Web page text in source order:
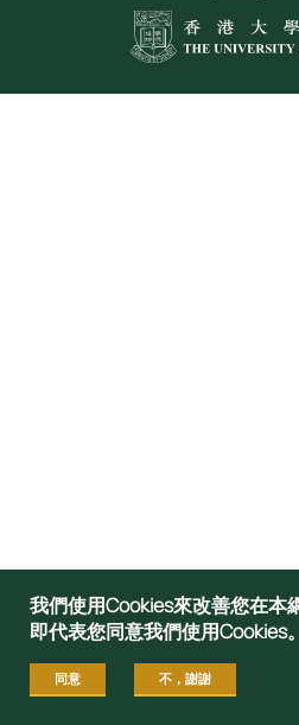
我們使用Cookies來改善您在本
即代表您同意我們使用Cookies
同意 不，謝謝